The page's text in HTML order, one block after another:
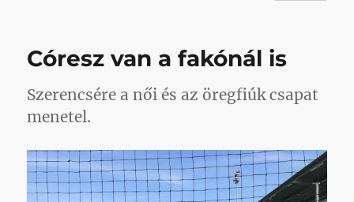
Córesz van a fakónál is
Szerencsére a női és az öregfiúk csapat
menetel.